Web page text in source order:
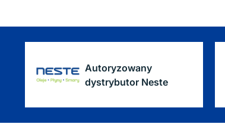
Autoryzowany
dystrybutor Neste